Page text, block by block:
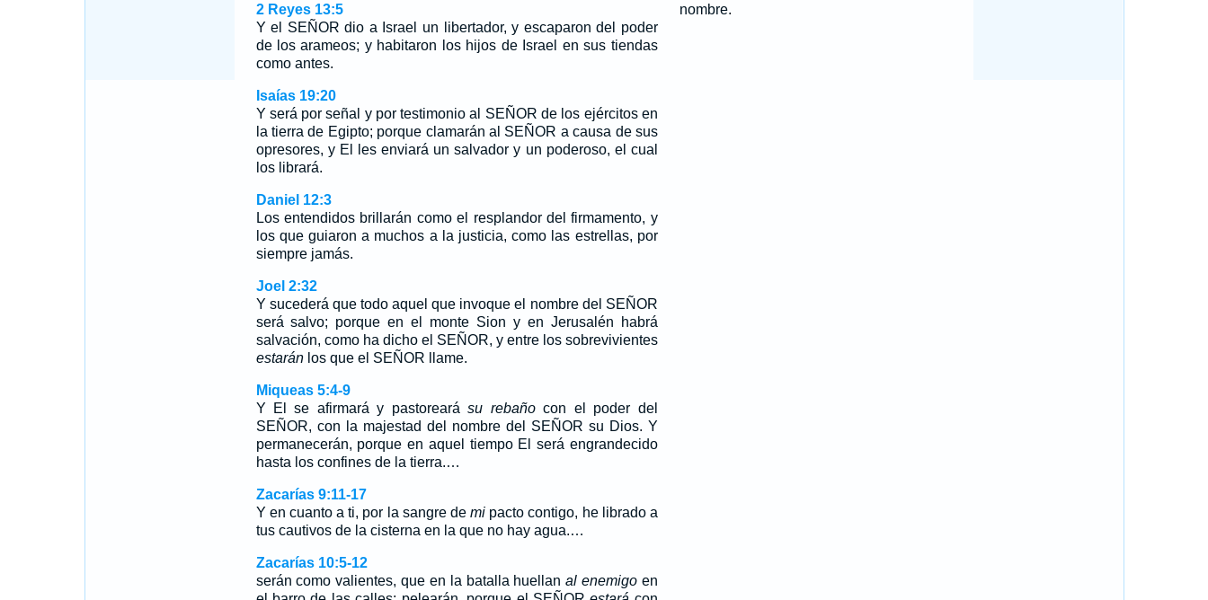
2 Reyes 13:5
Y el SEÑOR dio a Israel un libertador, y escaparon del poder
de los arameos; y habitaron los hijos de Israel en sus tiendas
como antes.
Isaías 19:20
Y será por señal y por testimonio al SEÑOR de los ejércitos en
la tierra de Egipto; porque clamarán al SEÑOR a causa de sus
opresores, y El les enviará un salvador y un poderoso, el cual
los librará.
Daniel 12:3
Los entendidos brillarán como el resplandor del firmamento, y
los que guiaron a muchos a la justicia, como las estrellas, por
siempre jamás.
Joel 2:32
Y sucederá que todo aquel que invoque el nombre del SEÑOR
será salvo; porque en el monte Sion y en Jerusalén habrá
salvación, como ha dicho el SEÑOR, y entre los sobrevivientes
estaránlos que el SEÑOR llame.
Miqueas 5:4-9
Y El se afirmará y pastorearásu rebañocon el poder del
SEÑOR, con la majestad del nombre del SEÑOR su Dios. Y
permanecerán, porque en aquel tiempo El será engrandecido
hasta los confines de la tierra.…
Zacarías 9:11-17
Y en cuanto a ti, por la sangre demi pacto contigo, he librado a
tus cautivos de la cisterna en la que no hay agua.…
Zacarías 10:5-12
serán como valientes, que en la batalla huellanal enemigo en
nombre.